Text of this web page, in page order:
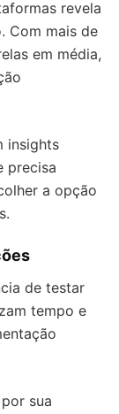
revela
Com mais de
em média,
insights
precisa
a opção
de testar
tempo e
sua